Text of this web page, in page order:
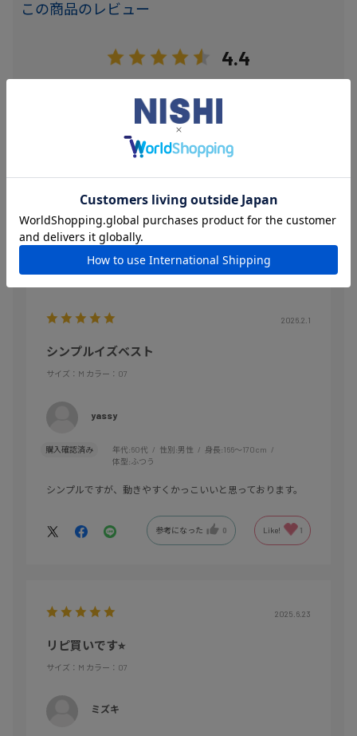
この商品のレビュー
4.4
絞り込み 表示：新しい順
2026.2.1
シンプルイズベスト
サイズ：M カラー：07
yassy
購入確認済み 年代:60代 性別:男性 身長:166～170cm
体型:ふつう
シンプルですが、動きやすくかっこいいと思っております。
参考になった 0 Like! 1
2025.6.23
リピ買いです⭐︎
サイズ：M カラー：07
ミズキ